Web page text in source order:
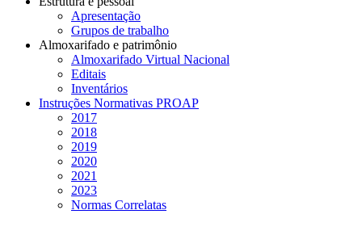
Apresentação
Grupos de trabalho
Almoxarifado e patrimônio
Almoxarifado Virtual Nacional
Editais
Inventários
Instruções Normativas PROAP
2017
2018
2019
2020
2021
2023
Normas Correlatas